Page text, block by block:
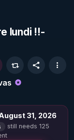
lundi !!-
31, 2026
still needs 125